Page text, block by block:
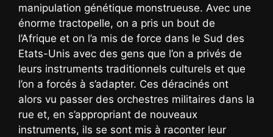
manipulation génétique monstrueuse. Avec une
énorme tractopelle, on a pris un bout de
l’Afrique et on l’a mis de force dans le Sud des
Etats-Unis avec des gens que l’on a privés de
leurs instruments traditionnels culturels et que
l’on a forcés à s’adapter. Ces déracinés ont
alors vu passer des orchestres militaires dans la
rue et, en s’appropriant de nouveaux
instruments, ils se sont mis à raconter leur